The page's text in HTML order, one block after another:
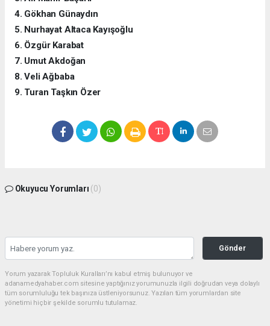
4. Gökhan Günaydın
5. Nurhayat Altaca Kayışoğlu
6. Özgür Karabat
7. Umut Akdoğan
8. Veli Ağbaba
9. Turan Taşkın Özer
Okuyucu Yorumları (0)
Gönder
Yorum yazarak Topluluk Kuralları’nı kabul etmiş bulunuyor ve
adanamedyahaber.com sitesine yaptığınız yorumunuzla ilgili doğrudan veya dolaylı
tüm sorumluluğu tek başınıza üstleniyorsunuz. Yazılan tüm yorumlardan site
yönetimi hiçbir şekilde sorumlu tutulamaz.